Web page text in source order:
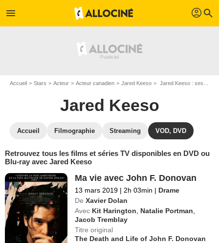
menu profil search
Accueil Stars Acteur Acteur canadien Jared Keeso Jared Keeso : ses Blu-Ray, DVD, VOD, SVOD
Jared Keeso
Accueil Filmographie Streaming VOD, DVD
Retrouvez tous les films et séries TV disponibles en DVD ou
Blu-ray avec Jared Keeso
Ma vie avec John F. Donovan
13 mars 2019 | 2h 03min | Drame
De Xavier Dolan
Avec Kit Harington Natalie Portman
Jacob Tremblay
Titre original
The Death and Life of John F. Donovan